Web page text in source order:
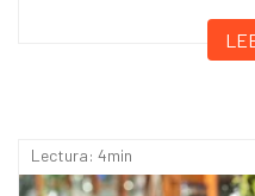
Lectura: 4min